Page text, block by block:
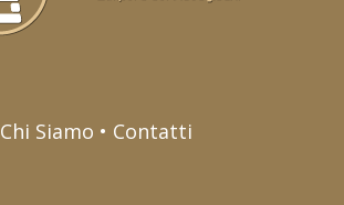
Chi Siamo • Contatti